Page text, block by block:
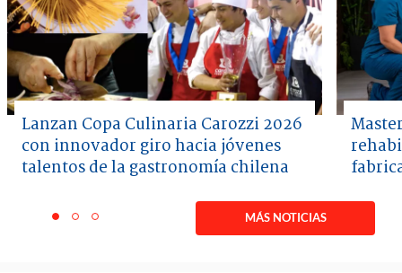
Lanzan Copa Culinaria Carozzi 2026
con innovador giro hacia jóvenes
talentos de la gastronomía chilena
itemitemitem
MÁS NOTICIAS